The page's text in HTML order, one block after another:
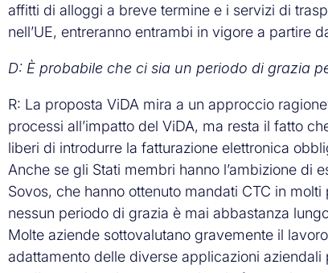
affitti di alloggi a breve termine e i servizi di
nell’UE, entreranno entrambi in vigore a partire
D: È probabile che ci sia un periodo di grazia
R: La proposta ViDA mira a un approccio
processi all’impatto del ViDA, ma resta il fatto
liberi di introdurre la fatturazione elettronica
Anche se gli Stati membri hanno l’ambizione di
Sovos, che hanno ottenuto mandati CTC in
nessun periodo di grazia è mai abbastanza
Molte aziende sottovalutano gravemente il
adattamento delle diverse applicazioni